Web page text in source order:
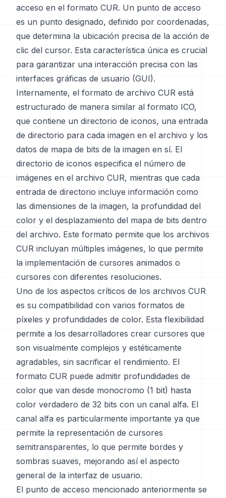
acceso en el formato CUR. Un punto de acceso
es un punto designado, definido por coordenadas,
que determina la ubicación precisa de la acción de
clic del cursor. Esta característica única es crucial
para garantizar una interacción precisa con las
interfaces gráficas de usuario (GUI).
Internamente, el formato de archivo CUR está
estructurado de manera similar al formato ICO,
que contiene un directorio de iconos, una entrada
de directorio para cada imagen en el archivo y los
datos de mapa de bits de la imagen en sí. El
directorio de iconos especifica el número de
imágenes en el archivo CUR, mientras que cada
entrada de directorio incluye información como
las dimensiones de la imagen, la profundidad del
color y el desplazamiento del mapa de bits dentro
del archivo. Este formato permite que los archivos
CUR incluyan múltiples imágenes, lo que permite
la implementación de cursores animados o
cursores con diferentes resoluciones.
Uno de los aspectos críticos de los archivos CUR
es su compatibilidad con varios formatos de
píxeles y profundidades de color. Esta flexibilidad
permite a los desarrolladores crear cursores que
son visualmente complejos y estéticamente
agradables, sin sacrificar el rendimiento. El
formato CUR puede admitir profundidades de
color que van desde monocromo (1 bit) hasta
color verdadero de 32 bits con un canal alfa. El
canal alfa es particularmente importante ya que
permite la representación de cursores
semitransparentes, lo que permite bordes y
sombras suaves, mejorando así el aspecto
general de la interfaz de usuario.
El punto de acceso mencionado anteriormente se